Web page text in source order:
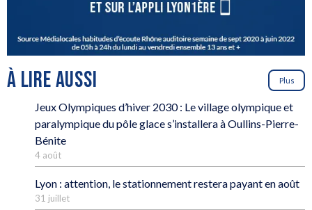
À LIRE AUSSI Plus
Jeux Olympiques d’hiver 2030 : Le village olympique et
paralympique du pôle glace s’installera à Oullins-Pierre-
Bénite
4 août
Lyon : attention, le stationnement restera payant en août
31 juillet